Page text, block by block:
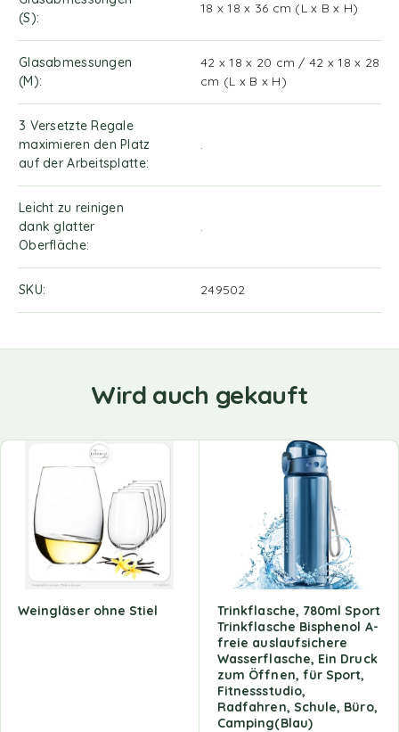
(S)
18 x 18 x 36 cm (L x B x H)
Glasabmessungen
(M)
42 x 18 x 20 cm / 42 x 18 x 28
cm (L x B x H)
3 Versetzte Regale
maximieren den Platz
auf der Arbeitsplatte
.
Leicht zu reinigen
dank glatter
Oberfläche
.
SKU 249502
Wird auch gekauft
Weingläser ohne Stiel
Trinkflasche, 780ml Sport
Trinkflasche Bisphenol A-
freie auslaufsichere
Wasserflasche, Ein Druck
zum Öffnen, für Sport,
Fitnessstudio,
Radfahren, Schule, Büro,
Camping(Blau)